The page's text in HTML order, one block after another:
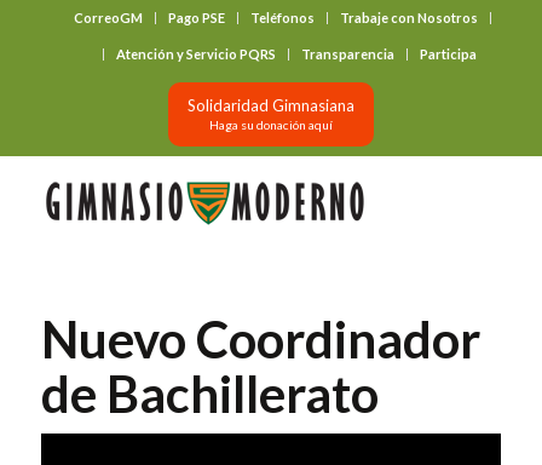
CorreoGM Pago PSE Teléfonos Trabaje con Nosotros
Atención y Servicio PQRS Transparencia Participa
Solidaridad Gimnasiana
Haga su donación aquí
Nuevo Coordinador
de Bachillerato